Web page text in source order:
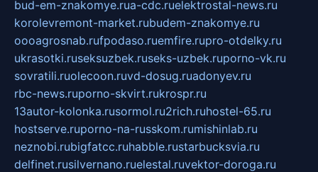
bud-em-znakomye.rua-cdc.ruelektrostal-news.ru
korolevremont-market.rubudem-znakomye.ru
oooagrosnab.rufpodaso.ruemfire.rupro-otdelky.ru
ukrasotki.ruseksuzbek.ruseks-uzbek.ruporno-vk.ru
sovratili.ruolecoon.ruvd-dosug.ruadonyev.ru
rbc-news.ruporno-skvirt.rukrospr.ru
13autor-kolonka.rusormol.ru2rich.ruhostel-65.ru
hostserve.ruporno-na-russkom.rumishinlab.ru
neznobi.rubigfatcc.ruhabble.rustarbucksvia.ru
delfinet.rusilvernano.ruelestal.ruvektor-doroga.ru